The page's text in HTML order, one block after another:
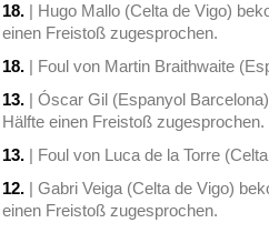
18. | Hugo Mallo (Celta de Vigo)
einen Freistoß zugesprochen.
18. | Foul von Martin Braithwaite
13. | Óscar Gil (Espanyol
Hälfte einen Freistoß zugesprochen.
13. | Foul von Luca de la Torre
12. | Gabri Veiga (Celta de Vigo)
einen Freistoß zugesprochen.